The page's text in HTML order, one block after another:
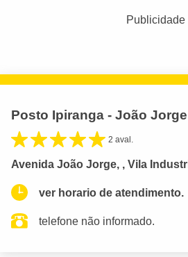
Publicidade
Posto Ipiranga - João Jorge
2 aval.
Avenida João Jorge, , Vila
ver horario de atendimento.
telefone não informado.